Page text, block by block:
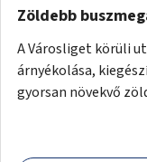
Zöldebb
A Városliget körüli
árnyékolása,
gyorsan növekvő